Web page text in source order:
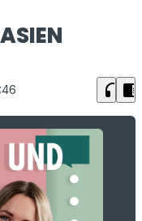
headphones chrome_reader_mode